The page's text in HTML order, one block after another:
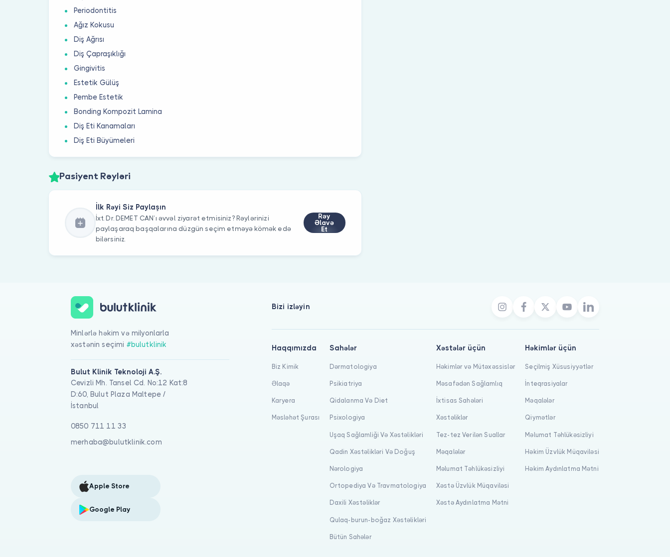
Periodontitis
Ağız Kokusu
Diş Ağrısı
Diş Çapraşıklığı
Gingivitis
Estetik Gülüş
Pembe Estetik
Bonding Kompozit Lamina
Diş Eti Kanamaları
Diş Eti Büyümeleri
Pasiyent Rəyləri
İlk Rəyi Siz Paylaşın
İxt. Dr. DEMET CAN’ı əvvəl ziyarət etmisiniz? Rəylərinizi
paylaşaraq başqalarına düzgün seçim etməyə kömək edə
bilərsiniz.
Rəy
Əlavə
Et
Minlərlə həkim və milyonlarla
xəstənin seçimi #bulutklinik
Bulut Klinik Teknoloji A.Ş.
Cevizli Mh. Tansel Cd. No:12 Kat:8
D:60, Bulut Plaza Maltepe /
İstanbul
0850 711 11 33
merhaba@bulutklinik.com
Apple Store
Google Play
Bizi izləyin
Haqqımızda
Biz Kimik
Əlaqə
Karyera
Məsləhət Şurası
Sahələr
Dərmatologiya
Psikiatriya
Qidalanma Və Diet
Psixologiya
Uşaq Sağlamliği Və Xəstəlikləri
Qadin Xəstəlikləri Və Doğuş
Nərologiya
Ortopediya Və Travmatologiya
Daxili Xəstəliklər
Qulaq-burun-boğaz Xəstəlikləri
Bütün Sahələr
Xəstələr üçün
Həkimlər və Mütəxəssislər
Məsafədən Sağlamlıq
İxtisas Sahələri
Xəstəliklər
Tez-tez Verilən Suallar
Məqalələr
Məlumat Təhlükəsizliyi
Xəstə Üzvlük Müqaviləsi
Xəstə Aydınlatma Mətni
Həkimlər üçün
Seçilmiş Xüsusiyyətlər
İnteqrasiyalar
Məqalələr
Qiymətlər
Məlumat Təhlükəsizliyi
Həkim Üzvlük Müqaviləsi
Həkim Aydınlatma Mətni